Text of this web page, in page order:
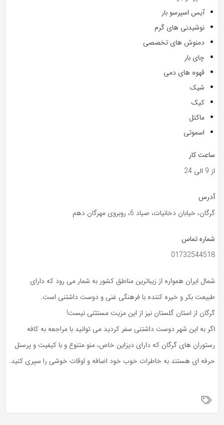
آیس اسپرسو بار
نوشیدنی های گرم
دمنوش های تخصصی
چای بار
قهوه های دمی
شیک
کیک
ماکتل
اسموتی
ساعت کار
از 9 الی 24
آدرس
گرگان، خیابان دخانیات، صیاد 6، روبروی مهرگان دهم
شماره تماس
01732544518
شمال ایران همواره از زیباترین مناطق کشور به شمار می رود که دارای
طبیعت بکر و خیره کننده با فرهنگی غنی و دوست داشتنی است.
گرگان از استان گلستان نیز از این مزیت مستثنی نیست!
اگر به این شهر دوست داشتنی سفر کردید می توانید با مراجعه به کافه
رستوران های گرگان که دارای دیزاین خاص، منو متنوع و با کیفیت و پرسنل
حرفه ای هستند به خاطرات خوب خود اضافه و اوقات خوشی را سپری کنید.